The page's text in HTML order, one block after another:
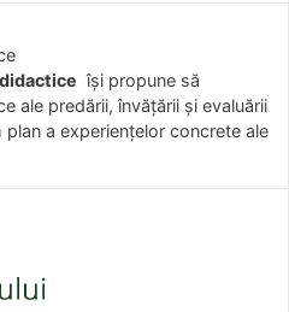
îşi propune să
ale predării, învăţării şi evaluării
a experienţelor concrete ale